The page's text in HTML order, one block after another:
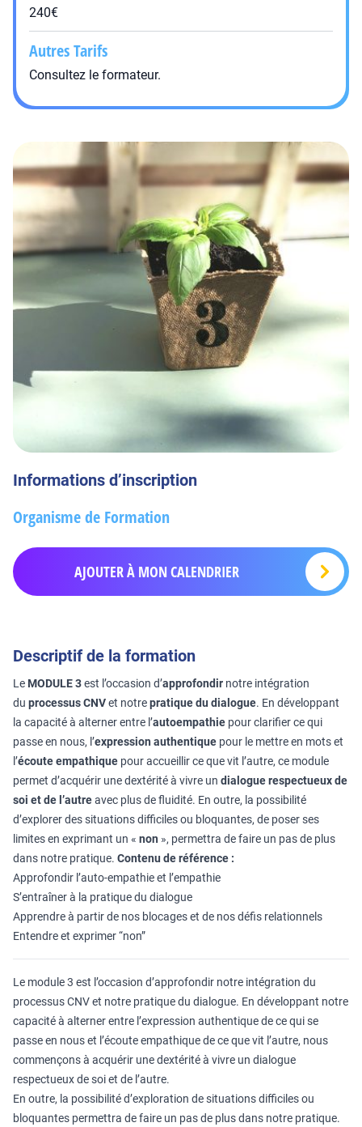
240€
Autres Tarifs
Consultez le formateur.
Informations d’inscription
Organisme de Formation
AJOUTER À MON CALENDRIER
Descriptif de la formation
Le MODULE 3est l’occasion d’approfondir notre intégration
du processus CNVet notrepratique du dialogue. En développant
la capacité à alterner entre l’autoempathie pour clarifier ce qui
passe en nous, l’expression authentique pour le mettre en mots et
l’écoute empathique pour accueillir ce que vit l’autre, ce module
permet d’acquérir une dextérité à vivre un dialogue respectueux de
soi et de l’autreavec plus de fluidité. En outre, la possibilité
d’explorer des situations difficiles ou bloquantes, de poser ses
limites en exprimant un « non », permettra de faire un pas de plus
dans notre pratique. Contenu de référence :
Approfondir l’auto-empathie et l’empathie
S’entraîner à la pratique du dialogue
Apprendre à partir de nos blocages et de nos défis relationnels
Entendre et exprimer “non”
Le module 3 est l’occasion d’approfondir notre intégration du
processus CNV et notre pratique du dialogue. En développant notre
capacité à alterner entre l’expression authentique de ce qui se
passe en nous et l’écoute empathique de ce que vit l’autre, nous
commençons à acquérir une dextérité à vivre un dialogue
respectueux de soi et de l’autre.
En outre, la possibilité d’exploration de situations difficiles ou
bloquantes permettra de faire un pas de plus dans notre pratique.